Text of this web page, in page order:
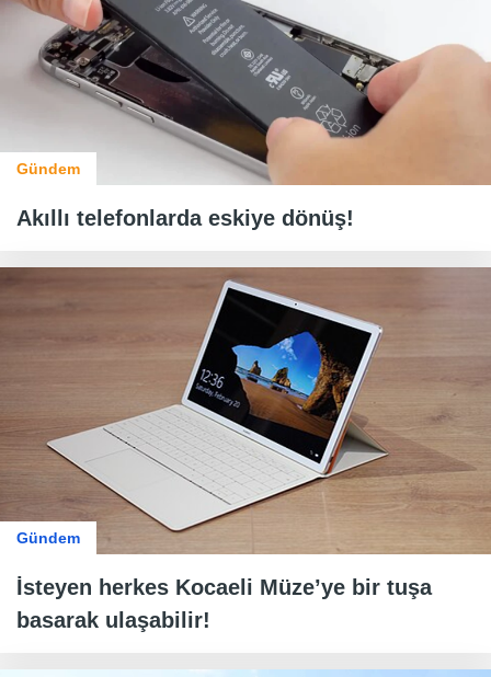
Gündem
Akıllı telefonlarda eskiye dönüş!
Gündem
İsteyen herkes Kocaeli Müze’ye bir tuşa
basarak ulaşabilir!